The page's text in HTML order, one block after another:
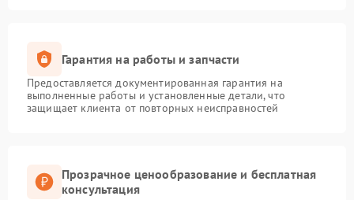
Гарантия на работы и запчасти
Предоставляется документированная гарантия на
выполненные работы и установленные детали, что
защищает клиента от повторных неисправностей
Прозрачное ценообразование и бесплатная
консультация